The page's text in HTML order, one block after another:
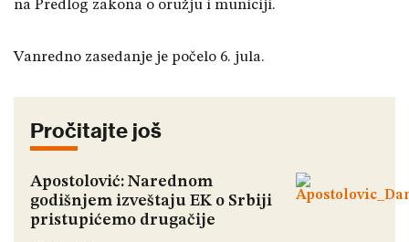
na Predlog zakona o oružju i municiji.
Vanredno zasedanje je počelo 6. jula.
Pročitajte još
Apostolović: Narednom
godišnjem izveštaju EK o Srbiji
pristupićemo drugačije